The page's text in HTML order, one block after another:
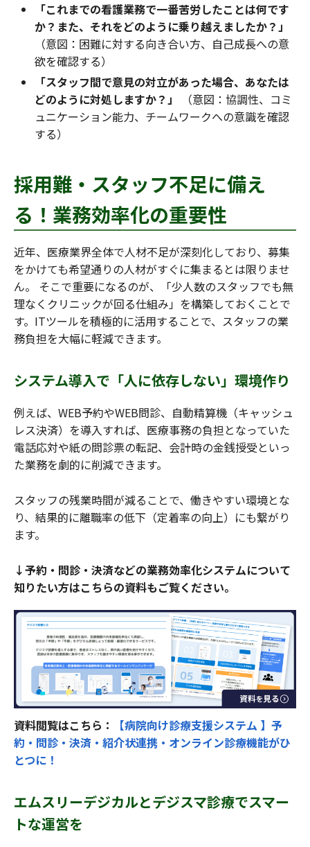
「これまでの看護業務で一番苦労したことは何です
か？また、それをどのように乗り越えましたか？」
（意図：困難に対する向き合い方、自己成長への意
欲を確認する）
「スタッフ間で意見の対立があった場合、あなたは
どのように対処しますか？」
（意図：協調性、コミ
ュニケーション能力、チームワークへの意識を確認
する）
採用難・スタッフ不足に備え
る！業務効率化の重要性
近年、医療業界全体で人材不足が深刻化しており、募集
をかけても希望通りの人材がすぐに集まるとは限りませ
ん。 そこで重要になるのが、「少人数のスタッフでも無
理なくクリニックが回る仕組み」を構築しておくことで
す。ITツールを積極的に活用することで、スタッフの業
務負担を大幅に軽減できます。
システム導入で「人に依存しない」環境作り
例えば、WEB予約やWEB問診、自動精算機（キャッシュ
レス決済）を導入すれば、医療事務の負担となっていた
電話応対や紙の問診票の転記、会計時の金銭授受といっ
た業務を劇的に削減できます。
スタッフの残業時間が減ることで、働きやすい環境とな
り、結果的に離職率の低下（定着率の向上）にも繋がり
ます。
↓予約・問診・決済などの業務効率化システムについて
知りたい方はこちらの資料もご覧ください。
資料閲覧はこちら：
【病院向け診療支援システム 】予
約・問診・決済・紹介状連携・オンライン診療機能がひ
とつに！
エムスリーデジカルとデジスマ診療でスマー
トな運営を